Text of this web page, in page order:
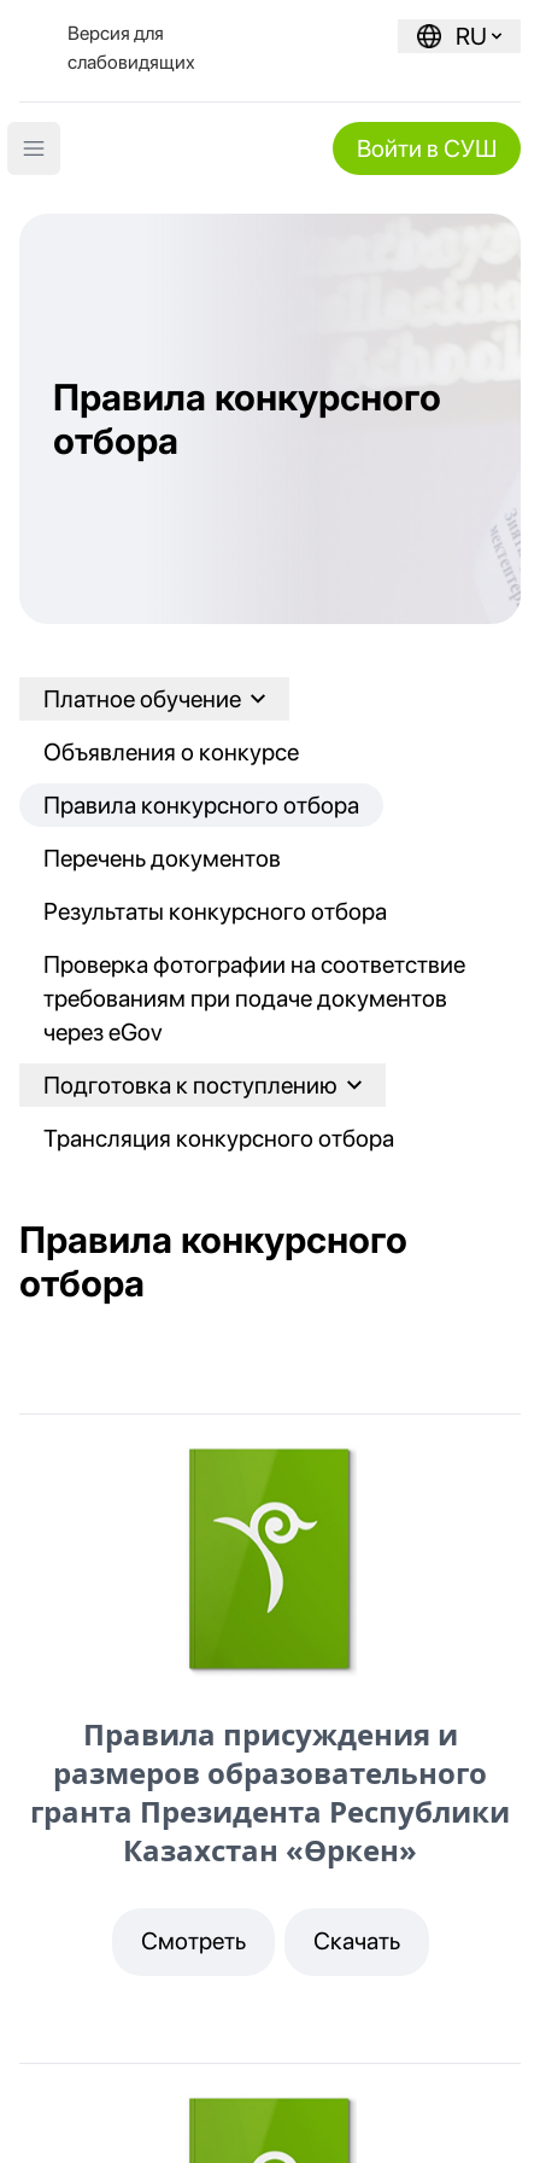
Версия для
слабовидящих
RU
Open main menu Войти в СУШ
Правила конкурсного
отбора
Платное обучение
Объявления о конкурсе
Правила конкурсного отбора
Перечень документов
Результаты конкурсного отбора
Проверка фотографии на соответствие
требованиям при подаче документов
через eGov
Подготовка к поступлению
Трансляция конкурсного отбора
Правила конкурсного
отбора
Правила присуждения и
размеров образовательного
гранта Президента Республики
Казахстан «Өркен»
Смотреть Скачать